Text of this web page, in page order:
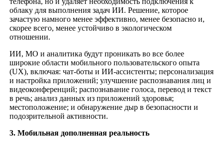
облаку для выполнения задач ИИ. Решение, которое
зачастую намного менее эффективно, менее безопасно и,
скорее всего, менее устойчиво в экологическом
отношении.
ИИ, МО и аналитика будут проникать во все более
широкие области мобильного пользовательского опыта
(UX), включая: чат-боты и ИИ-ассистенты; персонализация
и настройка приложений; улучшение распознавания лиц и
видеоконференций; распознавание голоса, перевод и текст
в речь; анализ данных из приложений здоровья;
местоположение; и обнаружение дыр в безопасности и
подозрительной активности.
3. Мобильная дополненная реальность